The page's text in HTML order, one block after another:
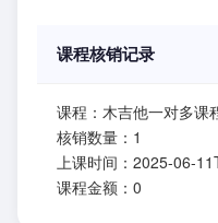
课程核销记录
课程：木吉他一对多课
核销数量：1
上课时间：2025-06-
课程金额：0